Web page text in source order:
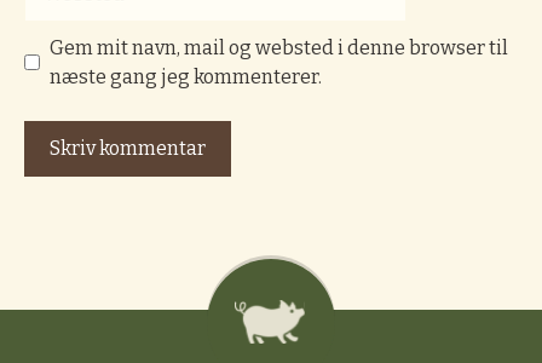
Gem mit navn, mail og websted i denne browser til
næste gang jeg kommenterer.